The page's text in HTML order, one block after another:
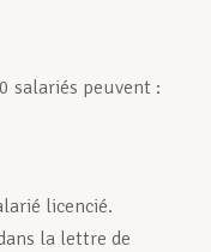
salariés peuvent :
licencié.
la lettre de